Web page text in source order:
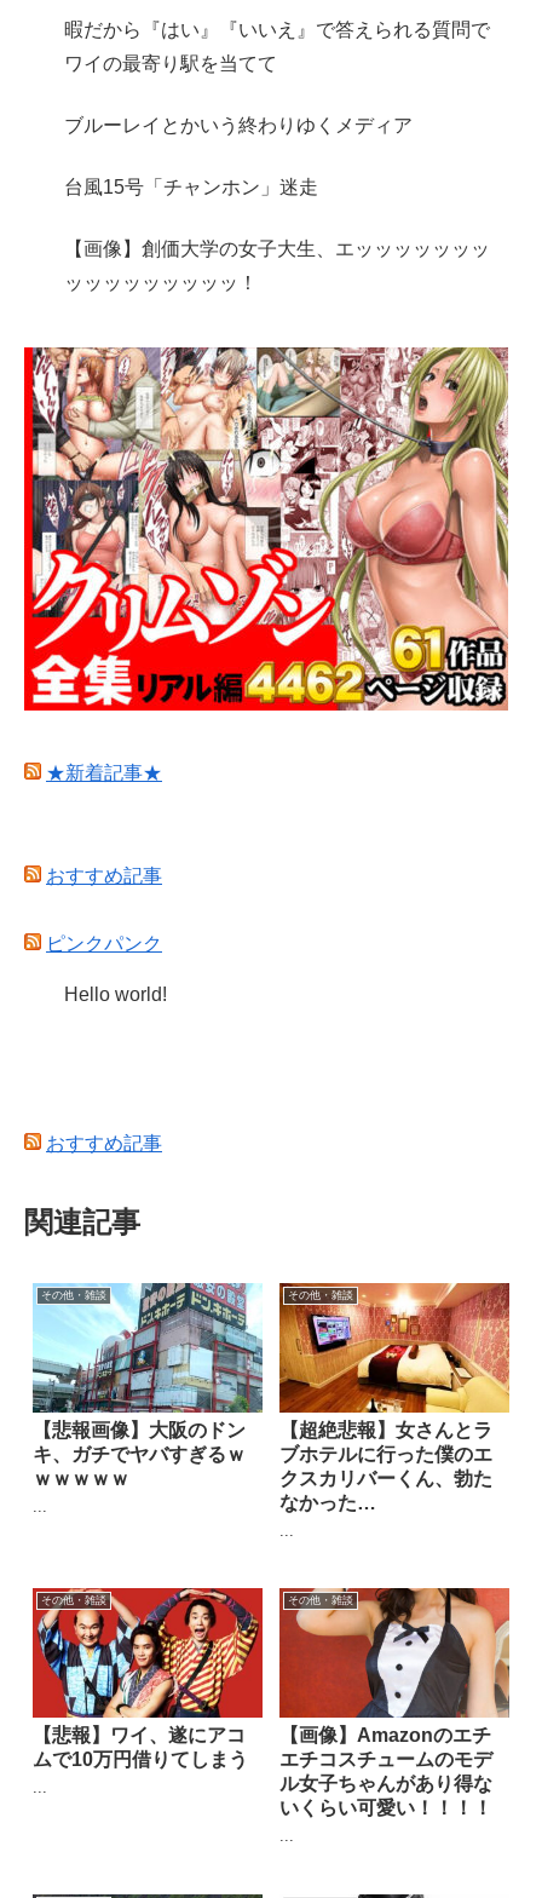
暇だから『はい』『いいえ』で答えられる質問で
ワイの最寄り駅を当てて
ブルーレイとかいう終わりゆくメディア
台風15号「チャンホン」迷走
【画像】創価大学の女子大生、エッッッッッッッ
ッッッッッッッッッ！
★新着記事★
おすすめ記事
ピンクパンク
Hello world!
おすすめ記事
関連記事
その他・雑談
【悲報画像】大阪のドン
キ、ガチでヤバすぎるｗ
ｗｗｗｗｗ
その他・雑談
【超絶悲報】女さんとラ
ブホテルに行った僕のエ
クスカリバーくん、勃た
なかった…
その他・雑談
【悲報】ワイ、遂にアコ
ムで10万円借りてしまう
...
その他・雑談
【画像】Amazonのエチ
エチコスチュームのモデ
ル女子ちゃんがあり得な
いくらい可愛い！！！！
...